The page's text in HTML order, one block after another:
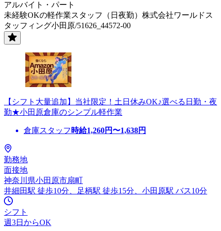
アルバイト・パート
未経験OKの軽作業スタッフ（日夜勤）株式会社ワールドス
タッフィング小田原/51626_44572-00
【シフト大量追加】当社限定！土日休みOK♪選べる日勤・夜
勤★小田原倉庫のシンプル軽作業
倉庫スタッフ 時給1,260円〜1,638円
勤務地
面接地
神奈川県小田原市扇町
井細田駅 徒歩10分、足柄駅 徒歩15分、小田原駅 バス10分
シフト
週3日からOK